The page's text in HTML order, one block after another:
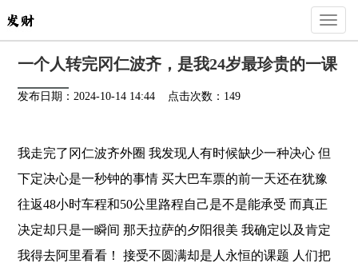
Toggle
一个人转完冈仁波齐，是我24岁最珍贵的一课
发布日期：2024-10-14 14:44 点击次数：149
我走完了冈仁波齐外圈 我发现人有时候缺少一种决心 但
下定决心是一秒钟的事情 买大巴车票的前一天还在犹豫
往返48小时车程和50公里路程自己是不是能承受 而真正
决定却只是一瞬间 那天拉萨的夕阳很美 我确定以及肯定
我得去阿里看看！ 接受不圆满却是人永恒的课题 人们把